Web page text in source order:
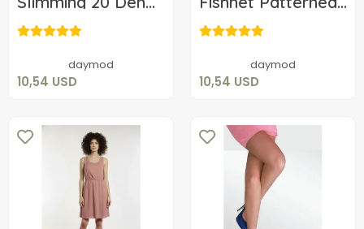
Pantyhose
daymod
10,54 USD
10,54 USD Women's
Pantyhose
daymod
10,54 USD
10,54 USD